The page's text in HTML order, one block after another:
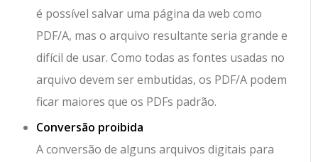
é possível salvar uma página da web como
PDF/A, mas o arquivo resultante seria grande e
difícil de usar. Como todas as fontes usadas no
arquivo devem ser embutidas, os PDF/A podem
ficar maiores que os PDFs padrão.
Conversão proibida
A conversão de alguns arquivos digitais para